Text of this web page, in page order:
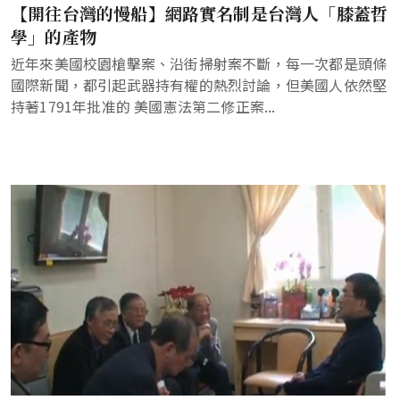
【開往台灣的慢船】網路實名制是台灣人「膝蓋哲
學」的產物
近年來美國校園槍擊案、沿街掃射案不斷，每一次都是頭條
國際新聞，都引起武器持有權的熱烈討論，但美國人依然堅
持著1791年批准的 美國憲法第二修正案...